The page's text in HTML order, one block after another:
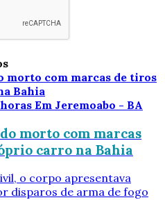
Em Jeremoabo - BA
morto com marcas
carro na Bahia
o corpo apresentava
disparos de arma de fogo